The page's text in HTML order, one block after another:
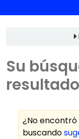
Su
¿No
buscando